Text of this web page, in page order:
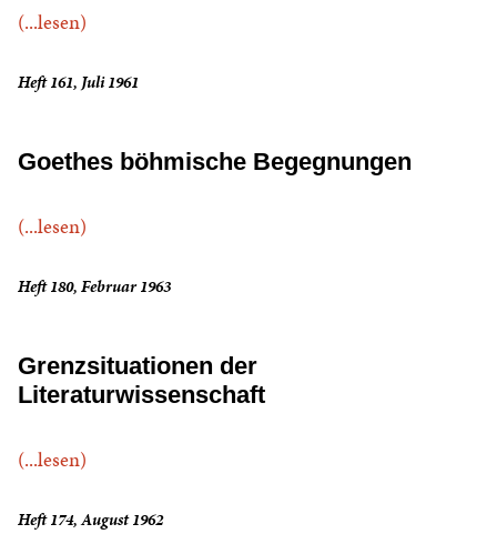
(...lesen)
Heft 161, Juli 1961
Goethes böhmische Begegnungen
(...lesen)
Heft 180, Februar 1963
Grenzsituationen der
Literaturwissenschaft
(...lesen)
Heft 174, August 1962